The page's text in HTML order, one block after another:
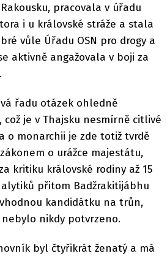
pracovala v úřadu
i u královské stráže a stala
vůle Úřadu OSN pro drogy a
aktivně angažovala v boji za
řadu otázek ohledně
je v Thajsku nesmírně citlivé
o monarchii je zde totiž tvrdě
o urážce majestátu,
kritiku královské rodiny až 15
přitom Badžrakitijábhu
kandidátku na trůn,
nikdy potvrzeno.
byl čtyřikrát ženatý a má